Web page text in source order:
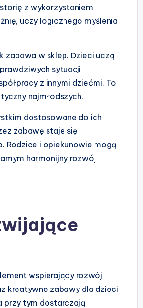
z wykorzystaniem
uczy logicznego myślenia
zabawa w sklep. Dzieci uczą
sytuacji
z innymi dziećmi. To
najmłodszych.
dostosowane do ich
zabawę staje się
Rodzice i opiekunowie mogą
harmonijny rozwój
wspierający rozwój
kreatywne zabawy dla dzieci
przy tym dostarczają